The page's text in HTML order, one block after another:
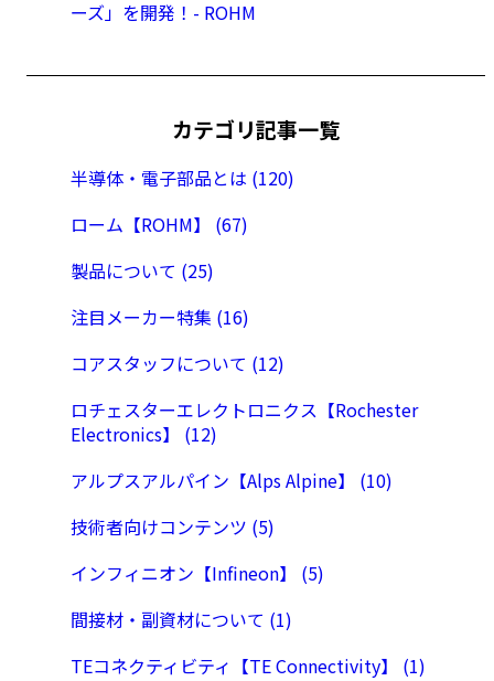
ーズ」を開発！- ROHM
カテゴリ記事一覧
半導体・電子部品とは (120)
ローム【ROHM】 (67)
製品について (25)
注目メーカー特集 (16)
コアスタッフについて (12)
ロチェスターエレクトロニクス【Rochester
Electronics】 (12)
アルプスアルパイン【Alps Alpine】 (10)
技術者向けコンテンツ (5)
インフィニオン【Infineon】 (5)
間接材・副資材について (1)
TEコネクティビティ【TE Connectivity】 (1)